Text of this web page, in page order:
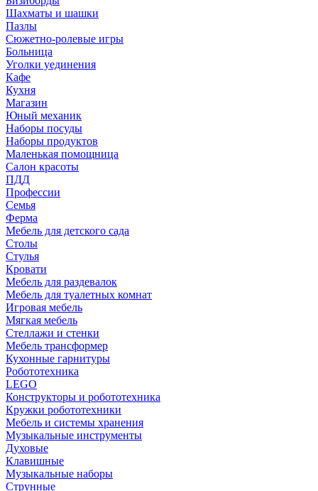
Шахматы и шашки
Пазлы
Сюжетно-ролевые игры
Больница
Уголки уединения
Кафе
Кухня
Магазин
Юный механик
Наборы посуды
Наборы продуктов
Маленькая помощница
Салон красоты
ПДД
Профессии
Семья
Ферма
Мебель для детского сада
Столы
Cтулья
Кровати
Мебель для раздевалок
Мебель для туалетных комнат
Игровая мебель
Мягкая мебель
Стеллажи и стенки
Мебель трансформер
Кухонные гарнитуры
Робототехника
LEGO
Конструкторы и робототехника
Кружки робототехники
Мебель и системы хранения
Музыкальные инструменты
Духовые
Клавишные
Музыкальные наборы
Струнные